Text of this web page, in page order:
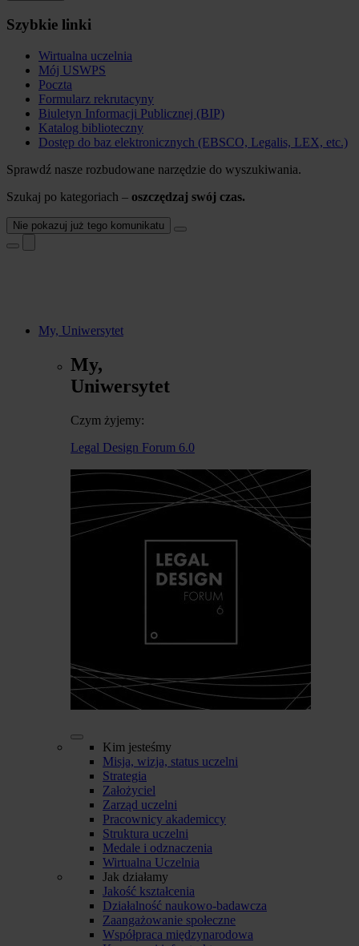
Szybkie linki
Wirtualna uczelnia
Mój USWPS
Poczta
Formularz rekrutacyny
Biuletyn Informacji Publicznej (BIP)
Katalog biblioteczny
Dostęp do baz elektronicznych (EBSCO, Legalis, LEX, etc.)
Sprawdź nasze rozbudowane narzędzie do wyszukiwania.
Szukaj po kategoriach – oszczędzaj swój czas.
Nie pokazuj już tego komunikatu
My, Uniwersytet
My,
Uniwersytet
Czym żyjemy:
Legal Design Forum 6.0
Kim jesteśmy
Misja, wizja, status uczelni
Strategia
Założyciel
Zarząd uczelni
Pracownicy akademiccy
Struktura uczelni
Medale i odznaczenia
Wirtualna Uczelnia
Jak działamy
Jakość kształcenia
Działalność naukowo-badawcza
Zaangażowanie społeczne
Współpraca międzynarodowa